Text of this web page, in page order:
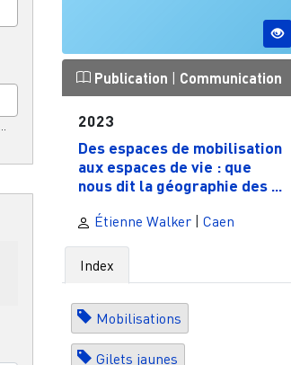
Publication | Communication
2023
Des espaces de mobilisation
aux espaces de vie : que
nous dit la géographie des ...
Étienne Walker | Caen
Index
Mobilisations
Gilets jaunes